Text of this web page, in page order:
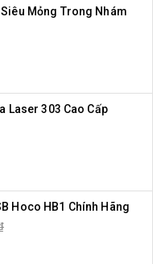
Mỏng Trong Nhám
Laser 303 Cao Cấp
Hoco HB1 Chính Hãng